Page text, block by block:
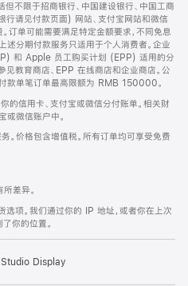
不限于招商银行、中国建设银行、中国工商
行请见付款页面) 网站、支付宝网站和微信
订单可能需要满足特定金额要求，不同免息
述分期付款服务只适用于个人消费者。企业
和 Apple 员工购买计划 (EPP) 适用的分
见教育商店、EPP 在线商店和企业商店。公
款单笔订单最高限额为 RMB 150000。
的信用卡、支付宝或微信分付账单。相关财
或微信账户中。
。价格包含增值税。所有订单均可享受免费
差异。
选项。我们通过你的 IP 地址，或者你在上次
你的位置。
Display